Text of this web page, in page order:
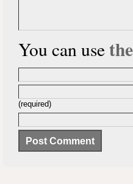
You can use
(required)